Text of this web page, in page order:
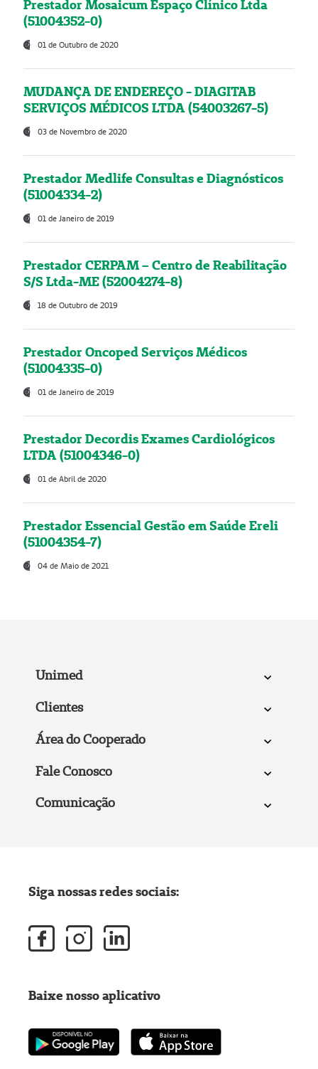
Prestador Mosaicum Espaço Clínico Ltda
(51004352-0)
01 de Outubro de 2020
MUDANÇA DE ENDEREÇO - DIAGITAB
SERVIÇOS MÉDICOS LTDA (54003267-5)
03 de Novembro de 2020
Prestador Medlife Consultas e Diagnósticos
(51004334-2)
01 de Janeiro de 2019
Prestador CERPAM – Centro de Reabilitação
S/S Ltda-ME (52004274-8)
18 de Outubro de 2019
Prestador Oncoped Serviços Médicos
(51004335-0)
01 de Janeiro de 2019
Prestador Decordis Exames Cardiológicos
LTDA (51004346-0)
01 de Abril de 2020
Prestador Essencial Gestão em Saúde Ereli
(51004354-7)
04 de Maio de 2021
Unimed
Clientes
Área do Cooperado
Fale Conosco
Comunicação
Siga nossas redes sociais:
Baixe nosso aplicativo